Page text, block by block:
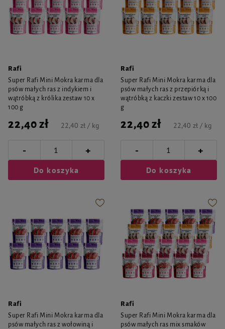
Rafi
Super Rafi Mini Mokra karma dla
psów małych ras z indykiem i
wątróbką z królika zestaw 10 x
100 g
22,40 zł 22,40 zł / kg
- +
Do koszyka
Rafi
Super Rafi Mini Mokra karma dla
psów małych ras z przepiórką i
wątróbką z kaczki zestaw 10 x 100
g
22,40 zł 22,40 zł / kg
- +
Do koszyka
Rafi
Super Rafi Mini Mokra karma dla
psów małych ras z wołowiną i
Rafi
Super Rafi Mini Mokra karma dla
psów małych ras mix smaków